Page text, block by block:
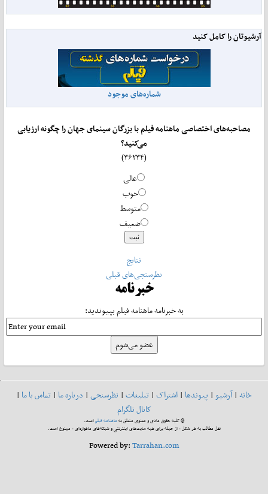
آرشیوتان را کامل کنید
شماره‌های موجود
مصاحبه‌های اختصاصی ماهنامه فیلم با بزرگان سینمای جهان را چگونه ارزیابی
می‌کنید؟
عالی
خوب
متوسط
ضعیف
نتایج
نظرسنجی‌های قبلی
خبرنامه
به خبرنامه ماهنامه فیلم بپیوندید:
خانه|آرشیو| پیوندها| اشتراک| تبلیغات| نظرسنجی| درباره ما| تماس با ما|
کانال تلگرام
© کلیه حقوق مادی و معنوی متعلق بهماهنامه فیلماست.
نقل مطالب به هر شکل - از جمله برای همه سایت‌های اینترنتی و شبکه‌های ماهواره‌ای - ممنوع است.
Powered by:Tarrahan.com